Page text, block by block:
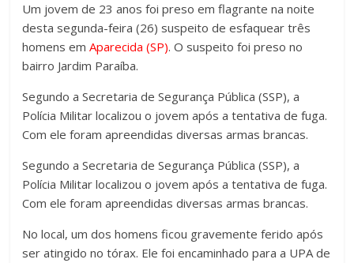
Um jovem de 23 anos foi preso em flagrante na noite
desta segunda-feira (26) suspeito de esfaquear três
homens emAparecida (SP). O suspeito foi preso no
bairro Jardim Paraíba.
Segundo a Secretaria de Segurança Pública (SSP), a
Polícia Militar localizou o jovem após a tentativa de fuga.
Com ele foram apreendidas diversas armas brancas.
Segundo a Secretaria de Segurança Pública (SSP), a
Polícia Militar localizou o jovem após a tentativa de fuga.
Com ele foram apreendidas diversas armas brancas.
No local, um dos homens ficou gravemente ferido após
ser atingido no tórax. Ele foi encaminhado para a UPA de